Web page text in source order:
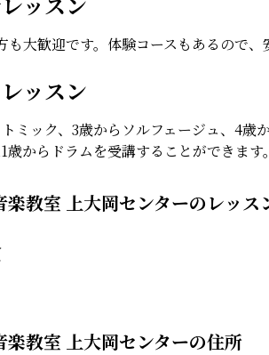
も大歓迎です。体験コースもあるので、
ッスン
ミック、3歳からソルフェージュ、4歳
歳からドラムを受講することができます。
楽教室 上大岡センターのレッス
楽教室 上大岡センターの住所